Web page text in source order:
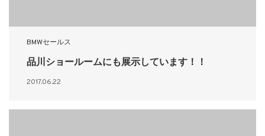
BMWセールス
品川ショールームにも展示しています！！
2017.06.22